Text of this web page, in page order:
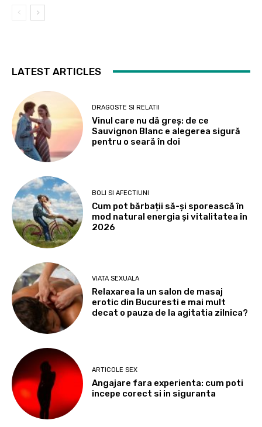
LATEST ARTICLES
DRAGOSTE SI RELATII
Vinul care nu dă greș: de ce
Sauvignon Blanc e alegerea sigură
pentru o seară în doi
BOLI SI AFECTIUNI
Cum pot bărbații să-și sporească în
mod natural energia și vitalitatea în
2026
VIATA SEXUALA
Relaxarea la un salon de masaj
erotic din Bucuresti e mai mult
decat o pauza de la agitatia zilnica?
ARTICOLE SEX
Angajare fara experienta: cum poti
incepe corect si in siguranta